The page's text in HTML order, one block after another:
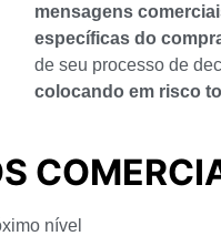
mensagens
específicas do
de seu processo de
colocando em risco
nível